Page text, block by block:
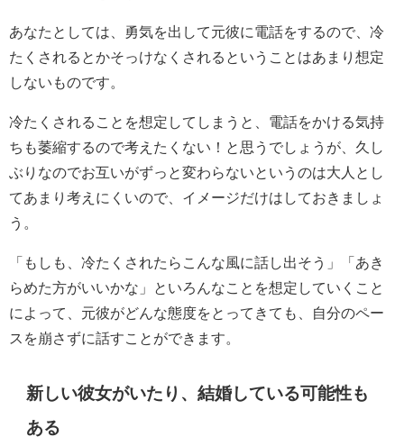
あなたとしては、勇気を出して元彼に電話をするので、冷
たくされるとかそっけなくされるということはあまり想定
しないものです。
冷たくされることを想定してしまうと、電話をかける気持
ちも萎縮するので考えたくない！と思うでしょうが、久し
ぶりなのでお互いがずっと変わらないというのは大人とし
てあまり考えにくいので、イメージだけはしておきましょ
う。
「もしも、冷たくされたらこんな風に話し出そう」「あき
らめた方がいいかな」といろんなことを想定していくこと
によって、元彼がどんな態度をとってきても、自分のペー
スを崩さずに話すことができます。
新しい彼女がいたり、結婚している可能性も
ある